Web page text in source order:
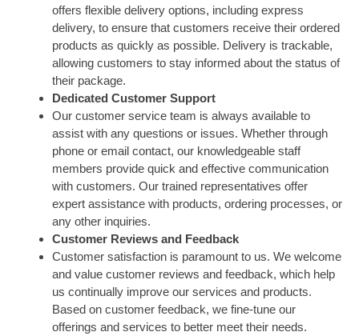
offers flexible delivery options, including express
delivery, to ensure that customers receive their ordered
products as quickly as possible. Delivery is trackable,
allowing customers to stay informed about the status of
their package.
Dedicated Customer Support
Our customer service team is always available to
assist with any questions or issues. Whether through
phone or email contact, our knowledgeable staff
members provide quick and effective communication
with customers. Our trained representatives offer
expert assistance with products, ordering processes, or
any other inquiries.
Customer Reviews and Feedback
Customer satisfaction is paramount to us. We welcome
and value customer reviews and feedback, which help
us continually improve our services and products.
Based on customer feedback, we fine-tune our
offerings and services to better meet their needs.